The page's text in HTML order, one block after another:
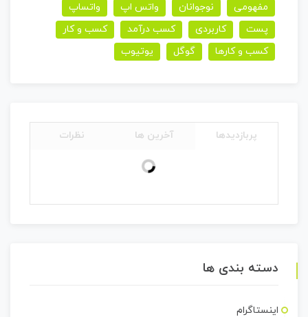
مفهومی
نوجوانان واتس اپ
واتساپ
پست
کاربردی کسب درآمد
کسب و کار
کسب و کارها
گوگل یوتیوب
پربازدیدها آخرین ها نظرات
دسته بندی ها
اینستاگرام